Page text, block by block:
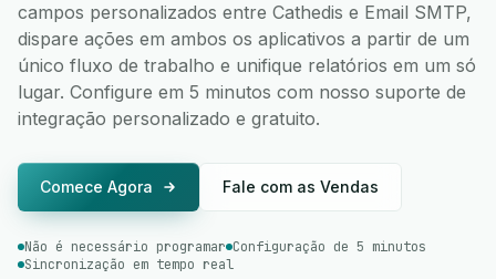
campos personalizados entre Cathedis e Email SMTP,
dispare ações em ambos os aplicativos a partir de um
único fluxo de trabalho e unifique relatórios em um só
lugar. Configure em 5 minutos com nosso suporte de
integração personalizado e gratuito.
Comece Agora Fale com as Vendas
Não é necessário programar Configuração de 5 minutos
Sincronização em tempo real